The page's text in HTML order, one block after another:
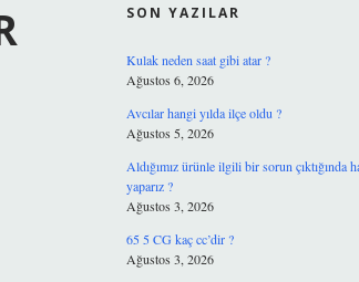
SON YAZILAR
Kulak neden saat gibi atar ?
Ağustos 6, 2026
Avcılar hangi yılda ilçe oldu ?
Ağustos 5, 2026
Aldığımız ürünle ilgili bir sorun çıktığında
yaparız ?
Ağustos 3, 2026
65 5 CG kaç cc’dir ?
Ağustos 3, 2026